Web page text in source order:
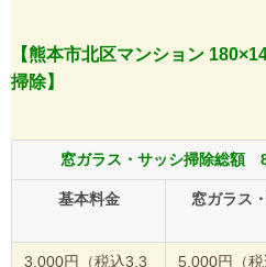
【熊本市北区マンション
掃除】
窓ガラス・サッシ掃除総額
基本料金 窓ガラス
3,000円（税込3,3 5,000円（税